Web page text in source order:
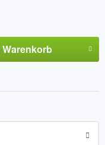
Warenkorb